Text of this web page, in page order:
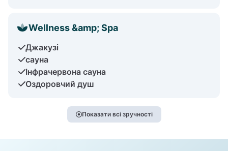
Wellness &amp; Spa
Джакузі
сауна
Інфрачервона сауна
Оздоровчий душ
Показати всі зручності